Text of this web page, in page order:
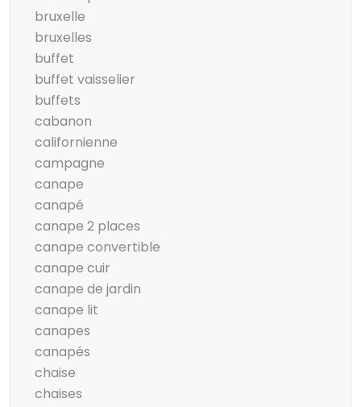
bruxelle
bruxelles
buffet
buffet vaisselier
buffets
cabanon
californienne
campagne
canape
canapé
canape 2 places
canape convertible
canape cuir
canape de jardin
canape lit
canapes
canapés
chaise
chaises